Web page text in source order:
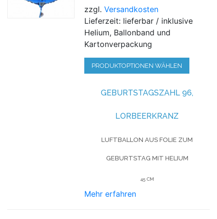
zzgl.Versandkosten
Lieferzeit: lieferbar / inklusive
Helium, Ballonband und
Kartonverpackung
PRODUKTOPTIONEN WÄHLEN
GEBURTSTAGSZAHL 96,
LORBEERKRANZ
LUFTBALLON AUS FOLIE ZUM
GEBURTSTAG MIT HELIUM
45 CM
Mehr erfahren